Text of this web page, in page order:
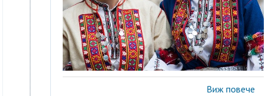
Виж повече